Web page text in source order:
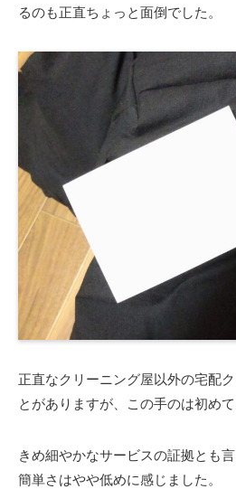
るのも正直ちょっと面倒でした。
正直なクリーニング屋以外の宅配
とがありますが、この手のは初めて
きめ細やかなサービスの証拠とも
簡単さはやや低めに感じました。